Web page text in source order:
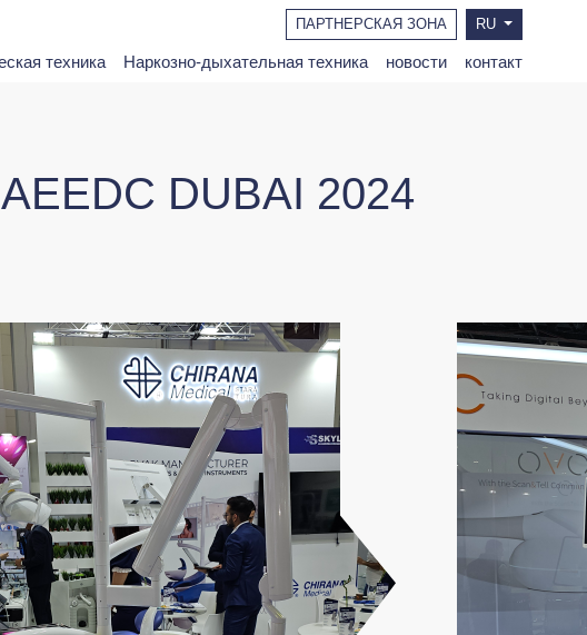
ПАРТНЕРСКАЯ ЗОНА RU
техника Наркозно-дыхательная техника новости контакт
DUBAI 2024